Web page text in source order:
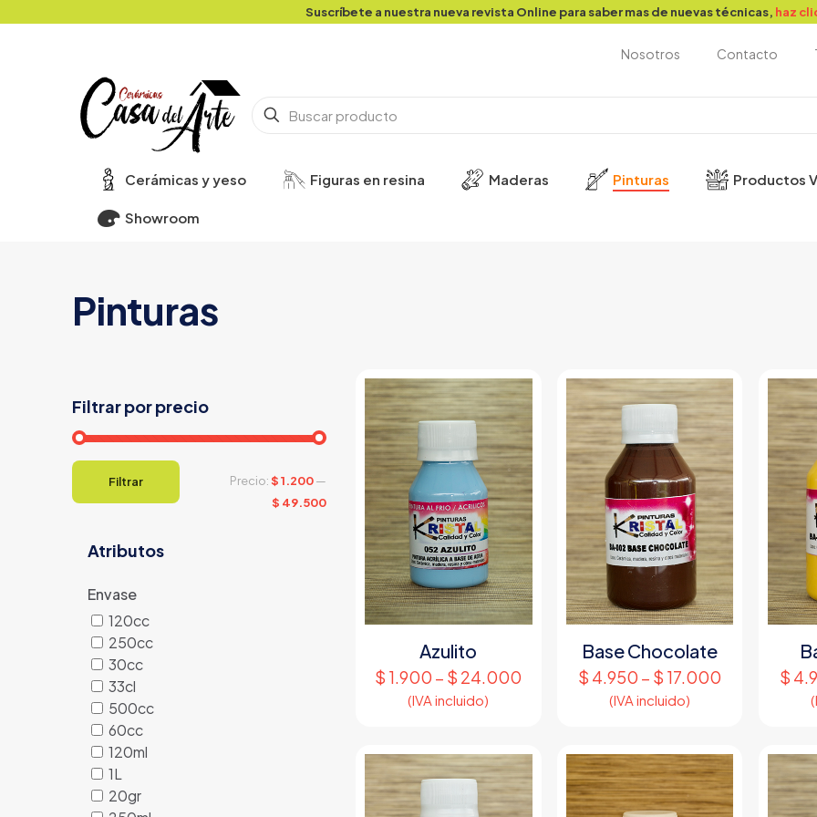
Suscríbete a nuestra nueva revista Online para saber mas de nuevas técnicas, haz
Nosotros Contacto
Cerámicas y yeso Figuras en resina Maderas Pinturas Productos
Showroom
Pinturas
Filtrar por precio
Precio
Precio
Filtrar Precio:$ 1.200—
$ 49.500
Atributos
Envase
120cc
250cc
30cc
33cl
500cc
60cc
120ml
1L
20gr
Azulito
$ 1.900 – $ 24.000
(IVA incluido)
tiene
múltiples
Base Chocolate
$ 4.950 – $ 17.000
(IVA incluido)
tiene
múltiples
$